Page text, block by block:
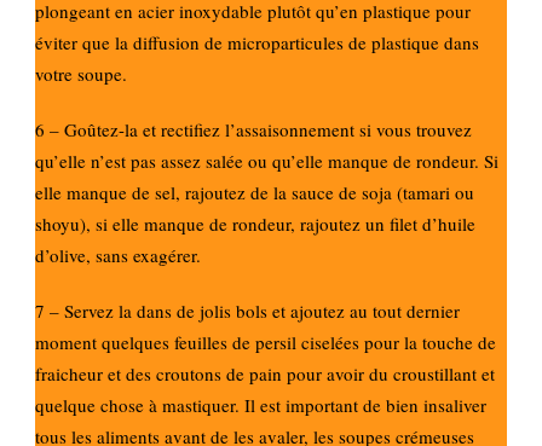
plongeant en acier inoxydable plutôt qu’en plastique pour
éviter que la diffusion de microparticules de plastique dans
votre soupe.
6 – Goûtez-la et rectifiez l’assaisonnement si vous trouvez
qu’elle n’est pas assez salée ou qu’elle manque de rondeur. Si
elle manque de sel, rajoutez de la sauce de soja (tamari ou
shoyu), si elle manque de rondeur, rajoutez un filet d’huile
d’olive, sans exagérer.
7 – Servez la dans de jolis bols et ajoutez au tout dernier
moment quelques feuilles de persil ciselées pour la touche de
fraicheur et des croutons de pain pour avoir du croustillant et
quelque chose à mastiquer. Il est important de bien insaliver
tous les aliments avant de les avaler, les soupes crémeuses